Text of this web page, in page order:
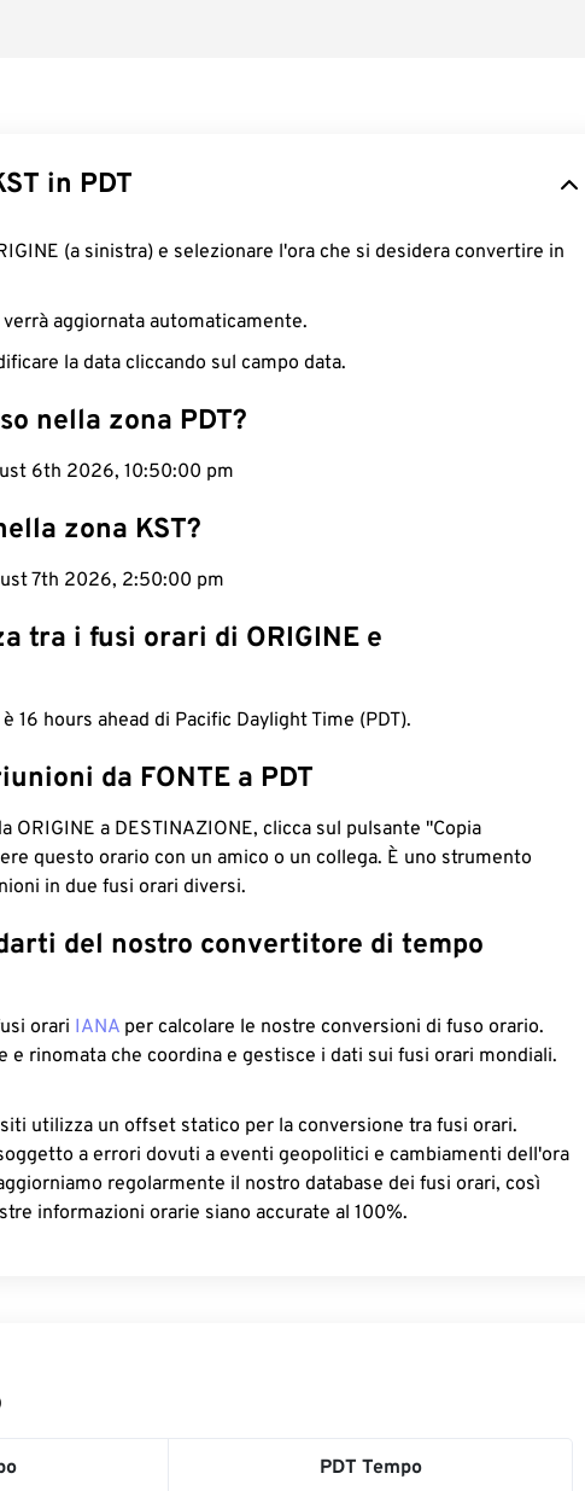
in PDT
(a sinistra) e selezionare l'ora che si desidera convertire in
verrà aggiornata automaticamente.
la data cliccando sul campo data.
nella zona PDT?
6th 2026, 10:50:01 pm
zona KST?
7th 2026, 2:50:01 pm
tra i fusi orari di ORIGINE e
16 hours ahead di Pacific Daylight Time (PDT).
da FONTE a PDT
ORIGINE a DESTINAZIONE, clicca sul pulsante "Copia
questo orario con un amico o un collega. È uno strumento
in due fusi orari diversi.
del nostro convertitore di tempo
orari IANA per calcolare le nostre conversioni di fuso orario.
e rinomata che coordina e gestisce i dati sui fusi orari mondiali.
utilizza un offset statico per la conversione tra fusi orari.
a errori dovuti a eventi geopolitici e cambiamenti dell'ora
regolarmente il nostro database dei fusi orari, così
informazioni orarie siano accurate al 100%.
PDT Tempo